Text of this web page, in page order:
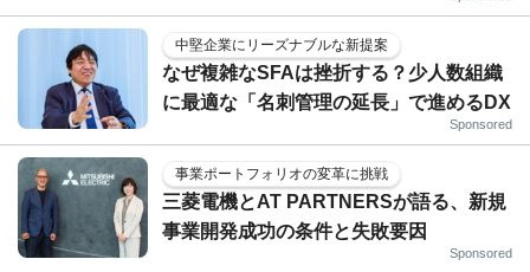
中堅企業にリーズナブルな新提案
なぜ複雑なSFAは挫折する？少人数組織
に最適な「名刺管理の延長」で進めるDX
Sponsored
事業ポートフォリオの変革に挑戦
三菱電機とAT PARTNERSが語る、新規
事業開発成功の条件と失敗要因
Sponsored